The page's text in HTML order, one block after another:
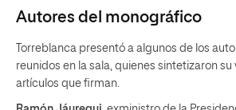
Autores del monográfico
Torreblanca presentó a algunos de los
reunidos en la sala, quienes sintetizaron su
artículos que firman.